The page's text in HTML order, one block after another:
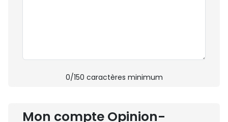
0/150 caractères minimum
Mon compte Opinion-